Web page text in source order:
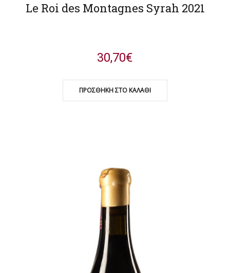
Le Roi des Montagnes Syrah 2021
ΠΡΟΣΘΉΚΗ ΣΤΟ ΚΑΛΆΘΙ
30,70€